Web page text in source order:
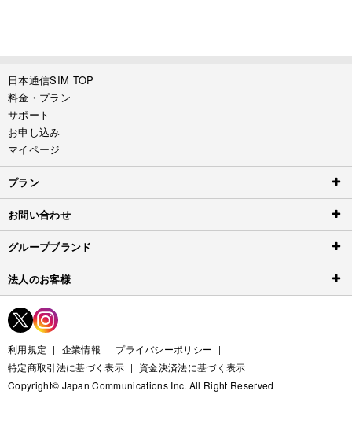
日本通信SIM TOP
料金・プラン
サポート
お申し込み
マイページ
プラン
お問い合わせ
グループブランド
法人のお客様
利用規定 企業情報
プライバシーポリシー
特定商取引法に基づく表示
資金決済法に基づく表示
Copyright© Japan Communications Inc. All Right Reserved